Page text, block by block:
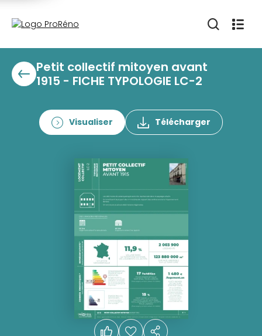
Petit collectif mitoyen avant
1915 - FICHE TYPOLOGIE LC-2
Visualiser Télécharger